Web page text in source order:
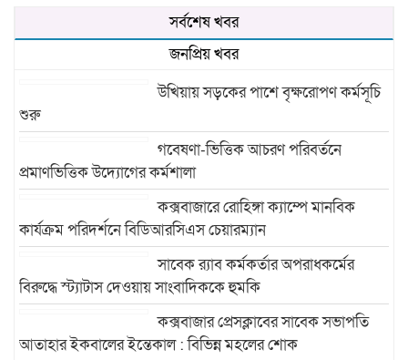
সর্বশেষ খবর
জনপ্রিয় খবর
উখিয়ায় সড়কের পাশে বৃক্ষরোপণ কর্মসূচি
শুরু
গবেষণা-ভিত্তিক আচরণ পরিবর্তনে
প্রমাণভিত্তিক উদ্যোগের কর্মশালা
কক্সবাজারে রোহিঙ্গা ক্যাম্পে মানবিক
কার্যক্রম পরিদর্শনে বিডিআরসিএস চেয়ারম্যান
সাবেক র‍্যাব কর্মকর্তার অপরাধকর্মের
বিরুদ্ধে স্ট্যাটাস দেওয়ায় সাংবাদিককে হুমকি
কক্সবাজার প্রেসক্লাবের সাবেক সভাপতি
আতাহার ইকবালের ইন্তেকাল : বিভিন্ন মহলের শোক